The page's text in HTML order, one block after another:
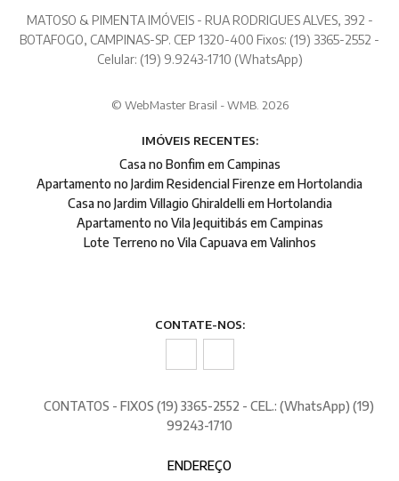
MATOSO & PIMENTA IMÓVEIS - RUA RODRIGUES ALVES, 392 -
BOTAFOGO, CAMPINAS-SP. CEP 1320-400 Fixos: (19) 3365-2552 -
Celular: (19) 9.9243-1710 (WhatsApp)
© WebMaster Brasil - WMB. 2026
IMÓVEIS RECENTES:
Casa no Bonfim em Campinas
Apartamento no Jardim Residencial Firenze em Hortolandia
Casa no Jardim Villagio Ghiraldelli em Hortolandia
Apartamento no Vila Jequitibás em Campinas
Lote Terreno no Vila Capuava em Valinhos
CONTATE-NOS:
CONTATOS - FIXOS (19) 3365-2552 - CEL.: (WhatsApp) (19)
99243-1710
ENDEREÇO